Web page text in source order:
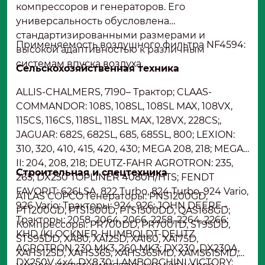
компрессоров и генераторов. Его
универсальность обусловлена
стандартизированными размерами и
высокой адаптивностью к различным
системам впуска воздуха.
Применяемость воздушного фильтра NF4594:
Сельскохозяйственная техника
ALLIS-CHALMERS, 7190– Трактор; CLAAS-
COMMANDOR: 108S, 108SL, 108SL MAX, 108VX,
115CS, 116CS, 118SL, 118SL MAX, 128VX, 228CS;,
JAGUAR: 682S, 682SL, 685, 685SL, 800; LEXION:
310, 320, 410, 415, 420, 430; MEGA 208, 218; MEGA
II: 204, 208, 218; DEUTZ-FAHR AGROTRON: 235,
265; DX250 TOPLINER 4080H/HTS; FENDT
FAVORIT: 626LSA, 822 Turbo, 824 Turbo, 924 Vario,
926 Vario; Тракторы: 924, 926; JOHN DEERE -
Тракторы: 2058, 2064, 2066, 2258, 2264, 2266;
KHD (KLOCKNER-HUMBOLDT-DEUTZ
AGROTRON 230 MK3, 260 MK3; DX230, DX230A,
DX250V 4x4, DX8.30; LAMBORGHINI VICTORY:
Строительная и спецтехника
ATLAS COPCO Генераторы: PNS1200GD,
PT1200GD, PTS1500D, PTS1500DD, QAS168GD;
Компрессоры: PR700DD, PR700TD, ST95DD,
STS95DD, XA80, XA125D, XA160, XA175D,
XAHS125D, XAHS365, XAHS365MD, XAMS615MD,